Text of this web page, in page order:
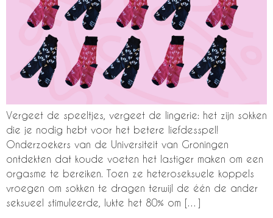
Vergeet de speeltjes, vergeet de lingerie: het zijn sokken
die je nodig hebt voor het betere liefdesspel!
Onderzoekers van de Universiteit van Groningen
ontdekten dat koude voeten het lastiger maken om een
orgasme te bereiken. Toen ze heteroseksuele koppels
vroegen om sokken te dragen terwijl de één de ander
seksueel stimuleerde, lukte het 80% om […]